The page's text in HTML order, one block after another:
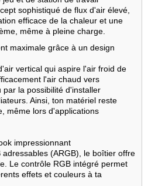
sophistiqué de flux d'air élevé,
efficace de la chaleur et une
même à pleine charge.
maximale grâce à un design
vertical qui aspire l'air froid de
l'air chaud vers
par la possibilité d'installer
Ainsi, ton matériel reste
même lors d'applications
impressionnant
(ARGB), le boîtier offre
Le contrôle RGB intégré permet
effets et couleurs à ta